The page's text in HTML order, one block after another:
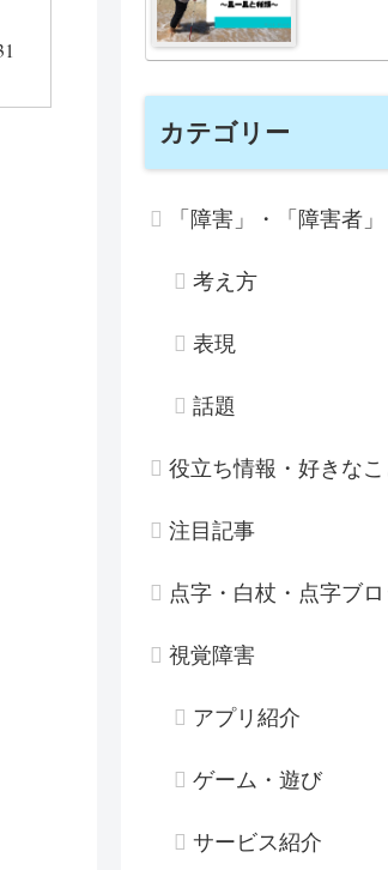
カテゴリー
「障害」・「障害者」
考え方
表現
話題
役立ち情報・好きなこ
注目記事
点字・白杖・点字ブロ
視覚障害
アプリ紹介
ゲーム・遊び
サービス紹介